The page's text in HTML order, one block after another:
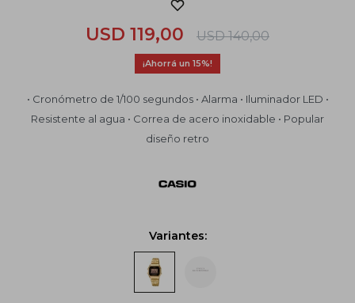
USD 119,00 USD 140,00
15
• Cronómetro de 1/100 segundos • Alarma • Iluminador LED •
Resistente al agua • Correa de acero inoxidable • Popular
diseño retro
Variantes: